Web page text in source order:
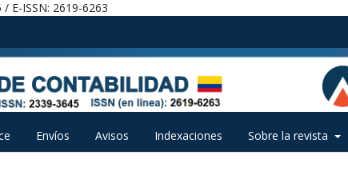
E-ISSN: 2619-6263
Envíos Avisos Indexaciones Sobre la revista